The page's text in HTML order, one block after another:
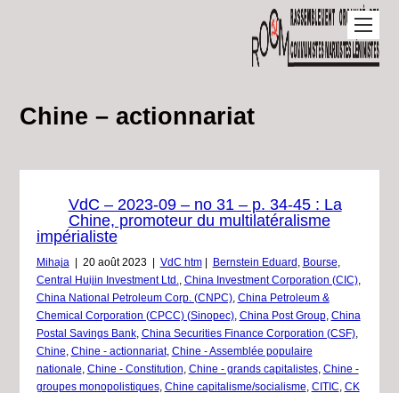
Chine – actionnariat
VdC – 2023-09 – no 31 – p. 34-45 : La
Chine, promoteur du multilatéralisme
impérialiste
Mihaja 20 août 2023 VdC htm Bernstein Eduard Bourse
Central Huijin Investment Ltd.
China Investment Corporation (CIC),
China National Petroleum Corp. (CNPC), China Petroleum &
Chemical Corporation (CPCC) (Sinopec), China Post Group, China
Postal Savings Bank, China Securities Finance Corporation (CSF),
Chine Chine - actionnariat, Chine - Assemblée populaire
nationale Chine - Constitution Chine - grands capitalistes, Chine -
groupes monopolistiques, Chine capitalisme/socialisme CITIC CK